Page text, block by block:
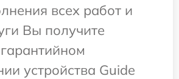
всех работ и
Вы получите
устройства Guide